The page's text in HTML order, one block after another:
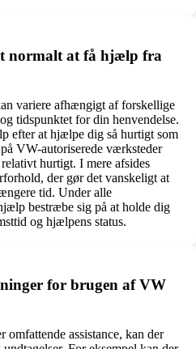
normalt at få hjælp fra
variere afhængigt af forskellige
tidspunktet for din henvendelse.
efter at hjælpe dig så hurtigt som
VW-autoriserede værksteder
hurtigt. I mere afsides
der gør det vanskeligt at
tid. Under alle
bestræbe sig på at holde dig
og hjælpens status.
for brugen af VW
assistance, kan der